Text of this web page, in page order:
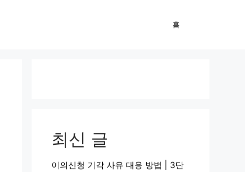
홈
최신 글
이의신청 기각 사유 대응 방법 | 3단